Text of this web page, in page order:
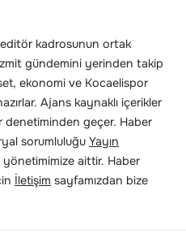
kadrosunun ortak
gündemini yerinden takip
ekonomi ve Kocaelispor
Ajans kaynaklı içerikler
denetiminden geçer. Haber
sorumluluğu Yayın
aittir. Haber
İletişim sayfamızdan bize